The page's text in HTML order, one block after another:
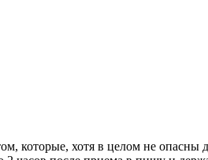
которые, хотя в целом не